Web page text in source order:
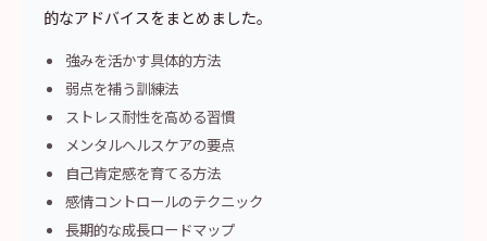
的なアドバイスをまとめました。
強みを活かす具体的方法
弱点を補う訓練法
ストレス耐性を高める習慣
メンタルヘルスケアの要点
自己肯定感を育てる方法
感情コントロールのテクニック
長期的な成長ロードマップ